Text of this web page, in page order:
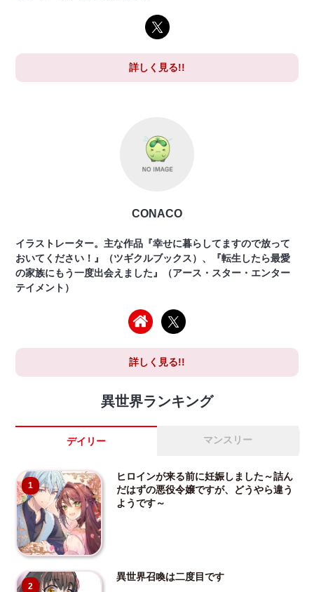
詳しく見る!!
CONACO
イラストレーター。主な作品『幸せに暮らしてますので放って
おいてください！』（ツギクルブックス）、『転生したら最愛
の家族にもう一度出会えました』（アース・スター・エンター
テイメント）
詳しく見る!!
異世界ランキング
デイリー マンスリー
1
ヒロインが来る前に妊娠しました～詰ん
だはずの悪役令嬢ですが、どうやら違う
ようです～
2
異世界召喚は二度目です